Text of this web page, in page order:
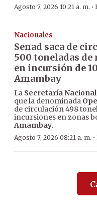
Agosto 7, 2026 10:21 a. m. ·
Nacionales
Senad saca de
500 toneladas de
en incursión de
Amambay
La Secretaría
que la denominada
de circulación 498
incursiones en zonas
Amambay.
Agosto 7, 2026 08:21 a. m. ·